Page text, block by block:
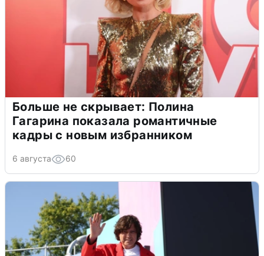
Больше не скрывает: Полина
Гагарина показала романтичные
кадры с новым избранником
6 августа 60